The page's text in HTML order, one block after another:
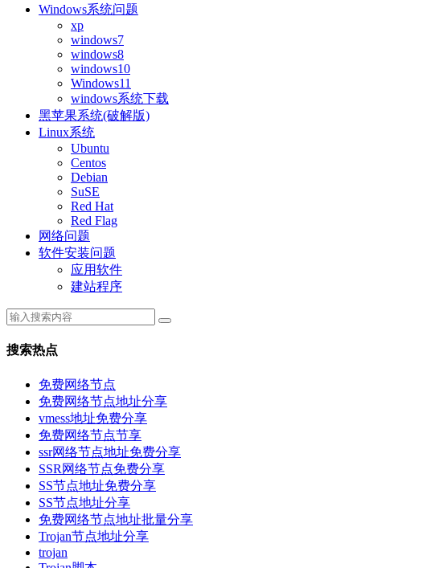
Windows系统问题
xp
windows7
windows8
windows10
Windows11
windows系统下载
黑苹果系统(破解版)
Linux系统
Ubuntu
Centos
Debian
SuSE
Red Hat
Red Flag
网络问题
软件安装问题
应用软件
建站程序
搜索热点
免费网络节点
免费网络节点地址分享
vmess地址免费分享
免费网络节点节享
ssr网络节点地址免费分享
SSR网络节点免费分享
SS节点地址免费分享
SS节点地址分享
免费网络节点地址批量分享
Trojan节点地址分享
trojan